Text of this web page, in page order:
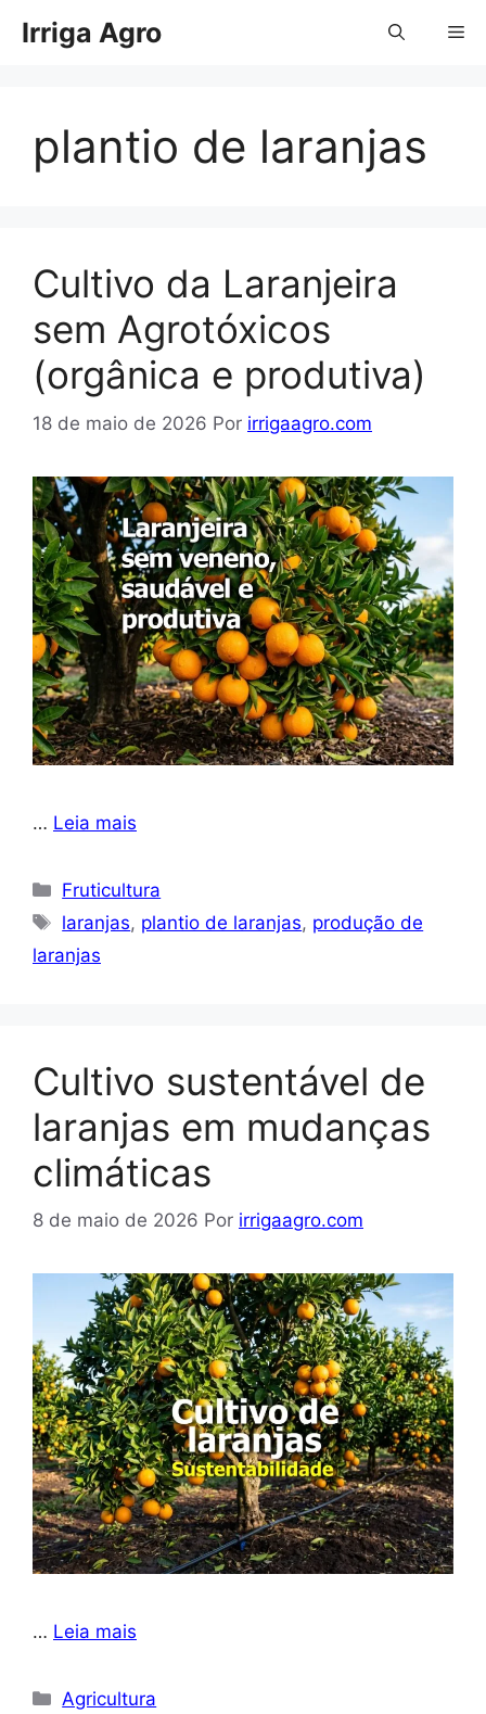
paraIrriga Agro
plantio de laranjas
Cultivo da Laranjeira
sem Agrotóxicos
(orgânica e produtiva)
18 de maio de 2026 Por irrigaagro.com
… Leia mais
Categorias
Fruticultura
Tags
laranjas, plantio de laranjas, produção de
laranjas
Cultivo sustentável de
laranjas em mudanças
climáticas
8 de maio de 2026 Por irrigaagro.com
… Leia mais
Categorias
Agricultura